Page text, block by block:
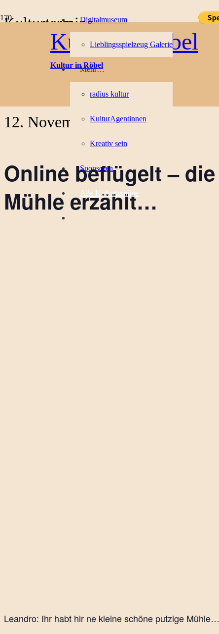
Kultur in Röbel
Kultur in Röbel
Digitalmuseum
Lieblingsspielzeug Galerie
Mehr…
radius kultur
KulturAgentinnen
Kreativ sein
Sponsoren
Alle Kulturtermine
Kulturtermine
« Alle Veranstaltungen
12. November 2023
Online beflügelt – die
Mühle erzählt…
Leandro: Ihr habt hir ne kleine schöne putzige Mühle…